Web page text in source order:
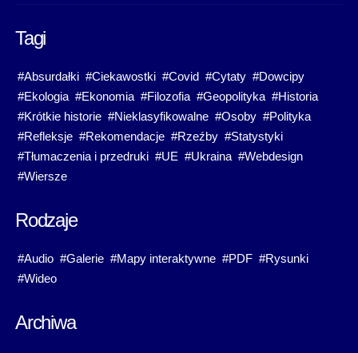
Tagi
#Absurdałki #Ciekawostki #Covid #Cytaty #Dowcipy
#Ekologia #Ekonomia #Filozofia #Geopolityka #Historia
#Krótkie historie #Nieklasyfikowalne #Osoby #Polityka
#Refleksje #Rekomendacje #Rzeźby #Statystyki
#Tłumaczenia i przedruki #UE #Ukraina #Webdesign
#Wiersze
Rodzaje
#Audio #Galerie #Mapy interaktywne #PDF #Rysunki
#Wideo
Archiwa